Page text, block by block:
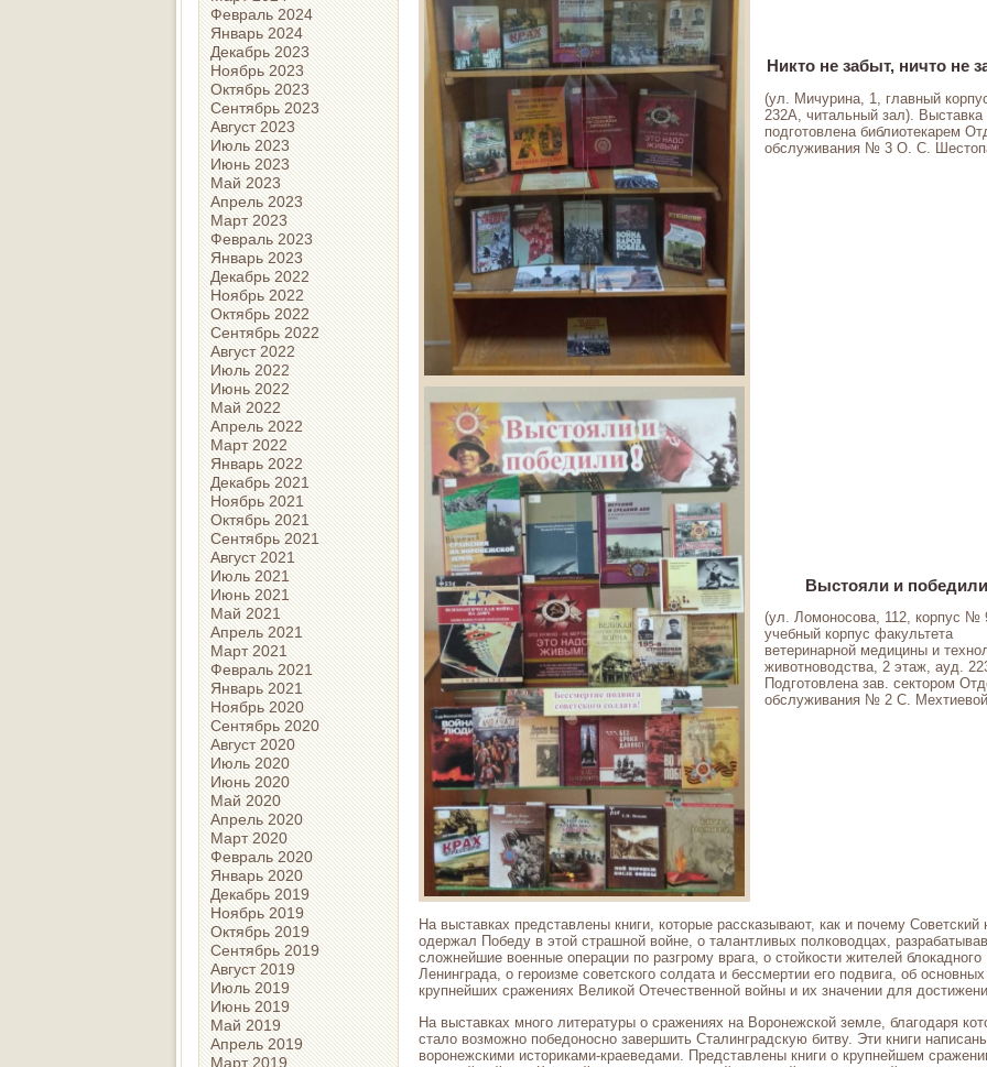
Февраль 2024
Январь 2024
Декабрь 2023
Ноябрь 2023
Октябрь 2023
Сентябрь 2023
Август 2023
Июль 2023
Июнь 2023
Май 2023
Апрель 2023
Март 2023
Февраль 2023
Январь 2023
Декабрь 2022
Ноябрь 2022
Октябрь 2022
Сентябрь 2022
Август 2022
Июль 2022
Июнь 2022
Май 2022
Апрель 2022
Март 2022
Январь 2022
Декабрь 2021
Ноябрь 2021
Октябрь 2021
Сентябрь 2021
Август 2021
Июль 2021
Июнь 2021
Май 2021
Апрель 2021
Март 2021
Февраль 2021
Январь 2021
Ноябрь 2020
Сентябрь 2020
Август 2020
Июль 2020
Июнь 2020
Май 2020
Апрель 2020
Март 2020
Февраль 2020
Январь 2020
Декабрь 2019
Ноябрь 2019
Октябрь 2019
Сентябрь 2019
Август 2019
Июль 2019
Июнь 2019
Май 2019
Апрель 2019
Март 2019
Никто не забыт, ничто не
(ул. Мичурина, 1, главный
232А, читальный зал). Выставка
подготовлена библиотекарем
обслуживания № 3 О. С.
Выстояли и
(ул. Ломоносова, 112, корпус №
учебный корпус факультета
ветеринарной медицины и
животноводства, 2 этаж, ауд.
Подготовлена зав. сектором
обслуживания № 2 С.
На выставках представлены книги, которые рассказывают, как и почему Советский
одержал Победу в этой страшной войне, о талантливых полководцах,
сложнейшие военные операции по разгрому врага, о стойкости жителей блокадного
Ленинграда, о героизме советского солдата и бессмертии его подвига, об основных
крупнейших сражениях Великой Отечественной войны и их значении для
На выставках много литературы о сражениях на Воронежской земле, благодаря
стало возможно победоносно завершить Сталинградскую битву. Эти книги
воронежскими историками-краеведами. Представлены книги о крупнейшем